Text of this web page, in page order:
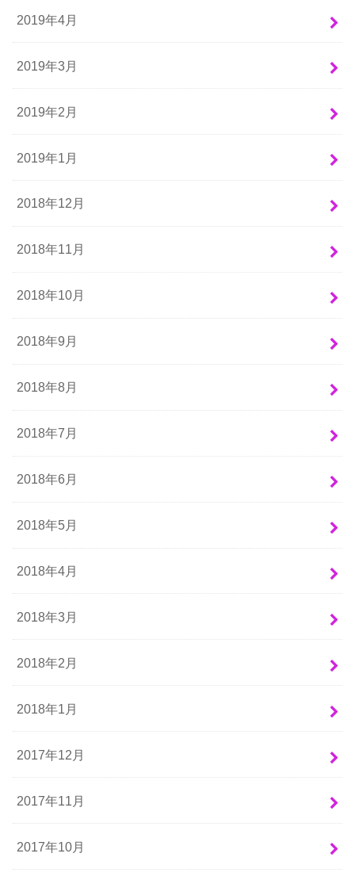
2019年4月
2019年3月
2019年2月
2019年1月
2018年12月
2018年11月
2018年10月
2018年9月
2018年8月
2018年7月
2018年6月
2018年5月
2018年4月
2018年3月
2018年2月
2018年1月
2017年12月
2017年11月
2017年10月